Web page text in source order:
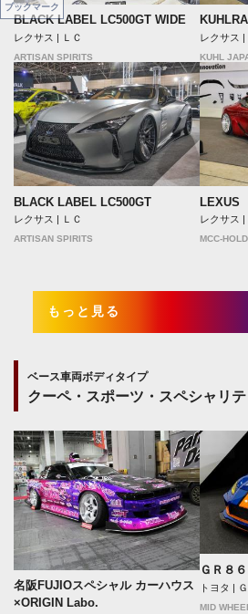
BLACK LABEL LC500GT WIDE
レクサス | ＬＣ
ARTISAN SPIRITS
レクサス |
KUHL
BLACK LABEL LC500GT
レクサス | ＬＣ
ARTISAN SPIRITS
LEXUS
レクサス |
MCC-
もっと見る
ベース車両ボディタイプ
クーペ・スポーツ・スペシャリテ
名阪FUJIOスペシャル カーハウス
×ORIGIN Labo.
ＧＲ８６
トヨタ |
MID
ブックマーク